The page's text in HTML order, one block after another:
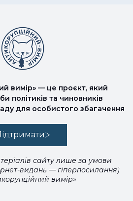
вимір» — це проєкт, який
політиків та чиновників
для особистого збагачення
сайту лише за умови
видань — гіперпосилання)
вимір»